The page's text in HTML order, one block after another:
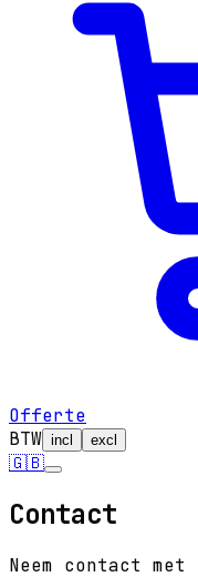
Offerte
BTW incl excl
🇬🇧
Contact
Neem contact